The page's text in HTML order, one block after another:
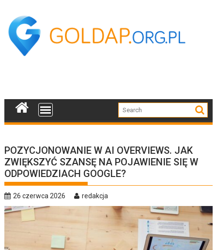
content
POZYCJONOWANIE W AI OVERVIEWS. JAK
ZWIĘKSZYĆ SZANSĘ NA POJAWIENIE SIĘ W
ODPOWIEDZIACH GOOGLE?
26 czerwca 2026 redakcja